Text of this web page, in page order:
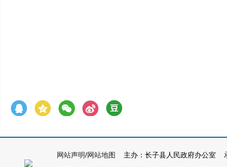
网站声明/网站地图
主办：长子县人民政府办公室